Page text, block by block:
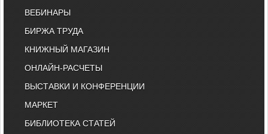
ВЕБИНАРЫ
БИРЖА ТРУДА
КНИЖНЫЙ МАГАЗИН
ОНЛАЙН-РАСЧЕТЫ
ВЫСТАВКИ И КОНФЕРЕНЦИИ
МАРКЕТ
БИБЛИОТЕКА СТАТЕЙ